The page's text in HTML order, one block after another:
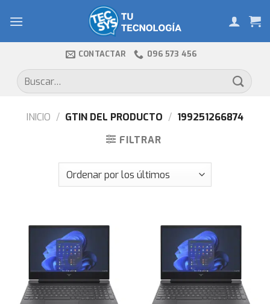
CONTACTAR 096 573 456
Buscar
por:
INICIO / GTIN DEL PRODUCTO / 199251266874
FILTRAR